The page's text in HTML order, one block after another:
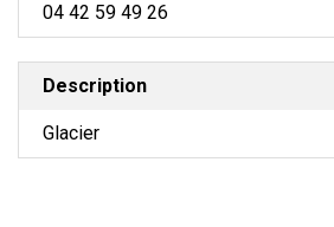
04 42 59 49 26
Description
Glacier